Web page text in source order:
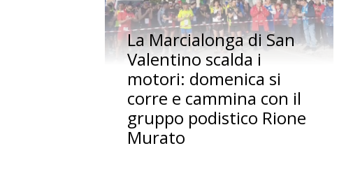
La Marcialonga di San
Valentino scalda i
motori: domenica si
corre e cammina con il
gruppo podistico Rione
Murato